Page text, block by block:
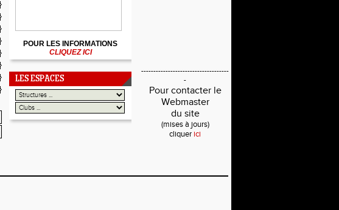
POUR LES INFORMATIONS
CLIQUEZ ICI
LES ESPACES
------------------------------------
-
Pour contacter le
Webmaster
du site
(mises à jours)
cliquer ici